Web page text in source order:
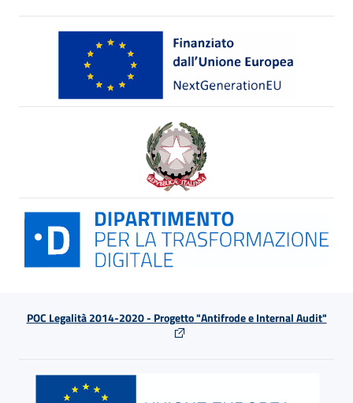
POC Legalità 2014-2020 - Progetto "Antifrode e Internal Audit"